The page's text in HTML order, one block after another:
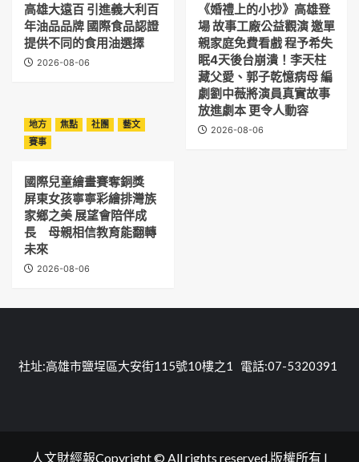
高雄大遠百 引進義大利百
年油品品牌 國際食品認證
提供不同的食用油選擇
2026-08-06
《婚禮上的小抄》高雄登
場 故事工廠公益觀演 邀單
親家庭免費看戲 程予希失
眠4天後台崩潰！李天柱
藏父愛、郭子乾憶病母 編
劇劉中薇將演員真實故事
放進劇本 更令人動容
2026-08-06
地方 焦點 社團
藝文
賽事
國際兒童繪畫賽奪銅獎
屏東女孩寧寧彩繪排灣族
家鄉之美 展望會陪伴成
長 母親相信教育能翻轉
未來
2026-08-06
社址:高雄市鹽埕區大安街115號10樓之1 電話:07-5320391
人文財經報Copyright © All rights reserved.版權所有 |